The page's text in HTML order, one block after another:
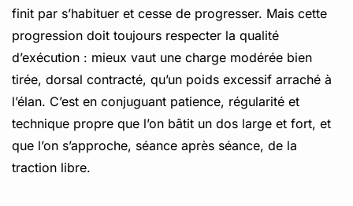
finit par s’habituer et cesse de progresser. Mais cette
progression doit toujours respecter la qualité
d’exécution : mieux vaut une charge modérée bien
tirée, dorsal contracté, qu’un poids excessif arraché à
l’élan. C’est en conjuguant patience, régularité et
technique propre que l’on bâtit un dos large et fort, et
que l’on s’approche, séance après séance, de la
traction libre.